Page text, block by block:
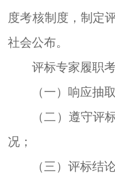
度考核制度，制定
社会公布。
评标专家履职
（一）响应抽
（二）遵守评
况；
（三）评标结